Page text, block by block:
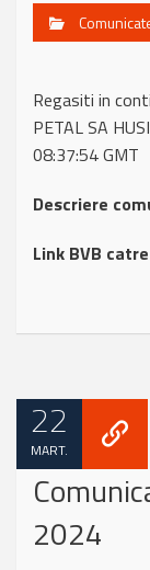
Regasiti in
PETAL SA
08:37:54 GMT
Descriere
Link BVB
22
MART.
2024